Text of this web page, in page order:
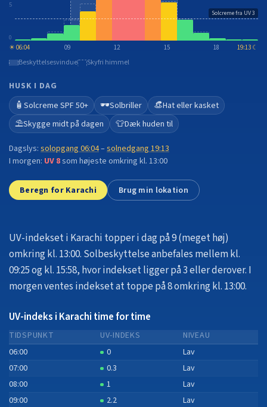
5
0
Solcreme fra UV 3
☀ 06:04 09 12 15 18 19:13☾
Beskyttelsesvindue Skyfri himmel
HUSK I DAG
🧴 Solcreme SPF 50+ 🕶️Solbriller 👒Hat eller kasket
⛱️Skygge midt på dagen 👕Dæk huden til
Dagslys: solopgang 06:04– solnedgang 19:13
I morgen: UV 8som højeste omkring kl. 13:00
Beregn for Karachi Brug min lokation
UV-indekset i Karachi topper i dag på 9 (meget høj)
omkring kl. 13:00. Solbeskyttelse anbefales mellem kl.
09:25 og kl. 15:58, hvor indekset ligger på 3 eller derover. I
morgen ventes indekset at toppe på 8 omkring kl. 13:00.
UV-indeks i Karachi time for time
TIDSPUNKT UV-INDEKS
NIVEAU
06:00
0
Lav
07:00
0.3
Lav
08:00
1
Lav
09:00
2.2
Lav